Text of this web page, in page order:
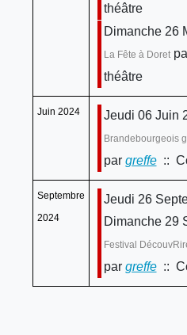
théâtre
Dimanche 26
La Fête à Doret
théâtre
Juin 2024 Jeudi 06 Juin
Brandebourgeois
par greffe::
Septembre
2024
Jeudi 26
Dimanche 29
Festival
par greffe::